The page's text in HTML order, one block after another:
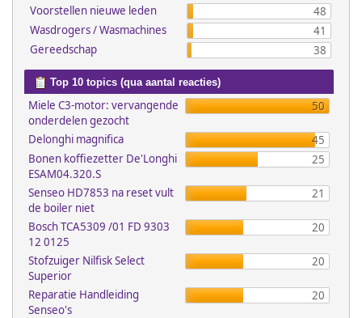
Voorstellen nieuwe leden
48
Wasdrogers / Wasmachines
41
Gereedschap
38
Top 10 topics (qua aantal reacties)
Miele C3-motor: vervangende
onderdelen gezocht
50
Delonghi magnifica
45
Bonen koffiezetter De'Longhi
ESAM04.320.S
25
Senseo HD7853 na reset vult
de boiler niet
21
Bosch TCA5309 /01 FD 9303
12 0125
20
Stofzuiger Nilfisk Select
Superior
20
Reparatie Handleiding
Senseo's
20